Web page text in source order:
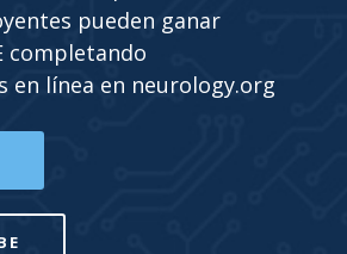
pueden ganar
completando
en línea en neurology.org